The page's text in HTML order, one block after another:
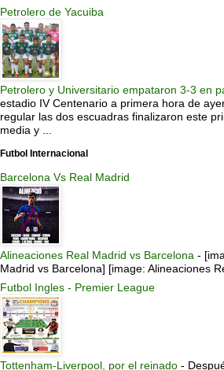
Petrolero de Yacuiba
Petrolero y Universitario empataron 3-3 en
estadio IV Centenario a primera hora de
regular las dos escuadras finalizaron este
media y ...
Futbol Internacional
Barcelona Vs Real Madrid
Alineaciones Real Madrid vs Barcelona -
Madrid vs Barcelona] [image: Alineaciones
Futbol Ingles - Premier League
Tottenham-Liverpool, por el reinado -